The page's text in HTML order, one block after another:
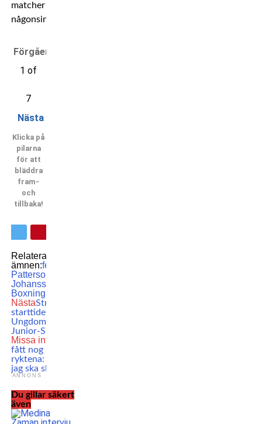
matcher
någonsin!
Förgående
1 of
7
Nästa
Klicka på
pilarna
för att
bläddra
fram-
och
tillbaka!
Relaterade
ämnen:featured
Patterson
Johansson
Boxning
NästaStreaming och
starttider för helgens
Ungdoms- och
Junior-SM i boxning!
Missa inte
fått nog – skjuter ner
ryktena: ”Jag vet när
jag ska slåss”
ANNONS
Du gillar säkert
även